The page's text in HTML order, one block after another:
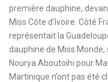
première dauphine,
Miss Côte d’Ivoire. Côté
représentait la
dauphine de Miss Monde,
Nourya Aboutoihi pour
Martinique n’ont pas été